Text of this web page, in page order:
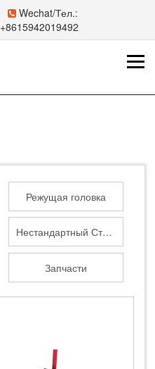
Wechat/Тел.:
+8615942019492
Режущая головка
Нестандартный Станок
Запчасти